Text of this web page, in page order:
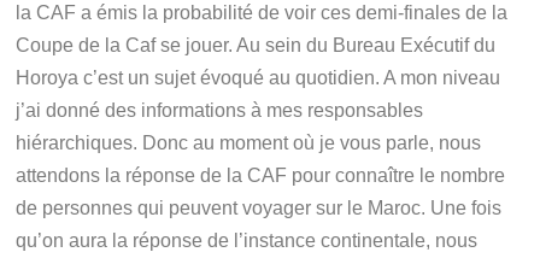
la CAF a émis la probabilité de voir ces demi-finales de la
Coupe de la Caf se jouer. Au sein du Bureau Exécutif du
Horoya c’est un sujet évoqué au quotidien. A mon niveau
j’ai donné des informations à mes responsables
hiérarchiques. Donc au moment où je vous parle, nous
attendons la réponse de la CAF pour connaître le nombre
de personnes qui peuvent voyager sur le Maroc. Une fois
qu’on aura la réponse de l’instance continentale, nous